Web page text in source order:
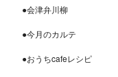
●会津弁川柳
●今月のカルテ
●おうちcafeレシピ